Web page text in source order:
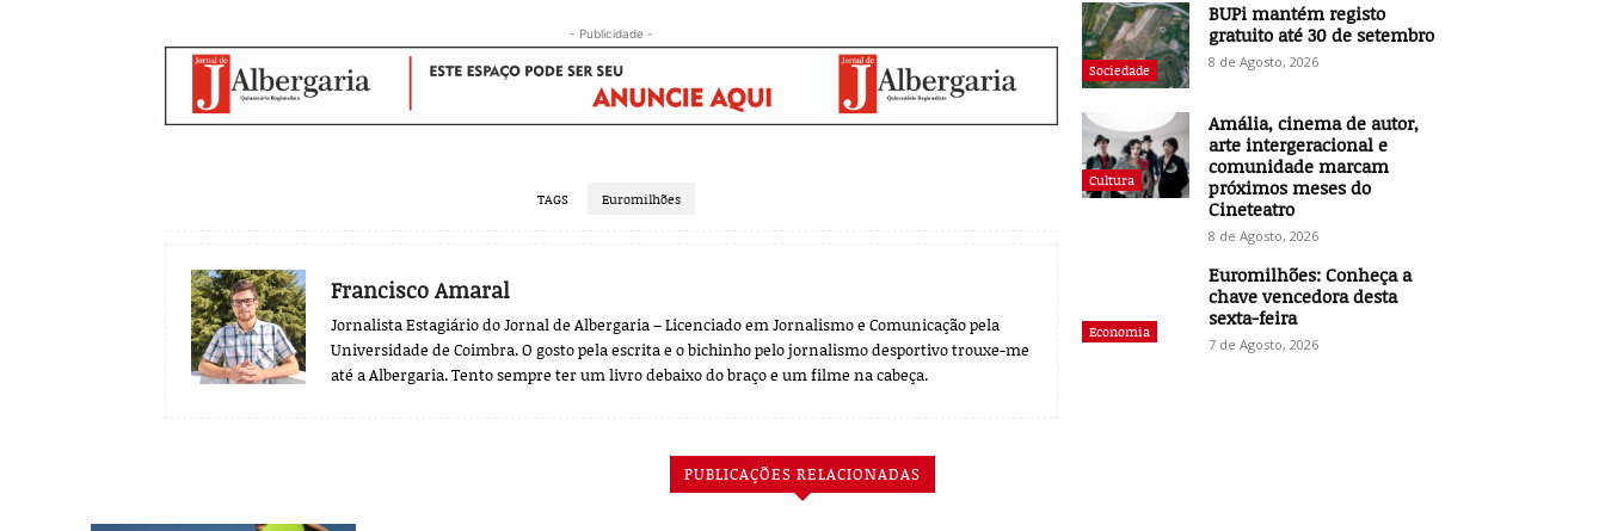
- Publicidade -
TAGS Euromilhões
Francisco Amaral
Jornalista Estagiário do Jornal de Albergaria – Licenciado em Jornalismo e Comunicação pela
Universidade de Coimbra. O gosto pela escrita e o bichinho pelo jornalismo desportivo trouxe-me
até a Albergaria. Tento sempre ter um livro debaixo do braço e um filme na cabeça.
Sociedade
BUPi mantém registo
gratuito até 30 de setembro
8 de Agosto, 2026
Cultura
Amália, cinema de autor,
arte intergeracional e
comunidade marcam
próximos meses do
Cineteatro
8 de Agosto, 2026
Economia
Euromilhões: Conheça a
chave vencedora desta
sexta-feira
7 de Agosto, 2026
PUBLICAÇÕES RELACIONADAS